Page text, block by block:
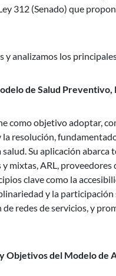
312 (Senado) que
y analizamos los
de Salud
como objetivo adoptar,
resolución,
salud. Su aplicación
y mixtas, ARL,
clave como la
y la
redes de servicios, y
Objetivos del Modelo de